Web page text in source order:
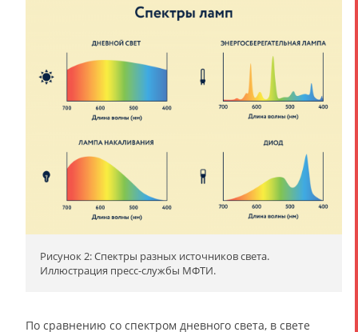
Рисунок 2: Спектры разных источников света.
Иллюстрация пресс-службы МФТИ.
По сравнению со спектром дневного света, в свете